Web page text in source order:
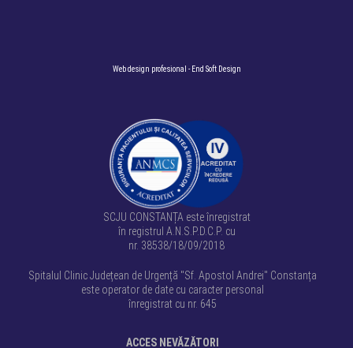
Web design profesional - End Soft Design
SCJU CONSTANȚA este înregistrat
în registrul A.N.S.P.D.C.P. cu
nr. 38538/18/09/2018
Spitalul Clinic Județean de Urgență "Sf. Apostol Andrei" Constanța
este operator de date cu caracter personal
înregistrat cu nr. 645
ACCES NEVĂZĂTORI